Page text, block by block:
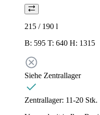
215 / 190 l
B: 595 T: 640 H: 1315
Siehe Zentrallager
Zentrallager: 11-20 Stk.